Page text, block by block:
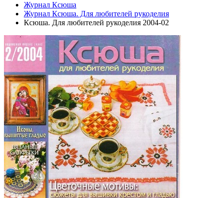
Журнал Ксюша
Журнал Ксюша. Для любителей рукоделия
Ксюша. Для любителей рукоделия 2004-02